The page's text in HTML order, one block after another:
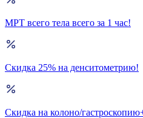
МРТ всего тела всего за 1 час!
Скидка 25% на денситометрию!
Скидка на колоно/